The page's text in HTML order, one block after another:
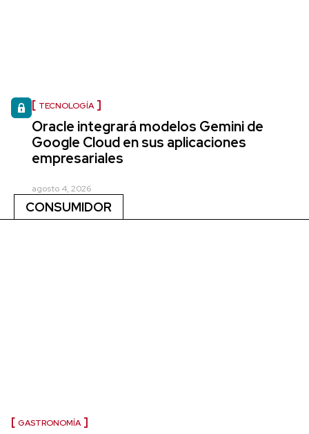
TECNOLOGÍA
Oracle integrará modelos Gemini de
Google Cloud en sus aplicaciones
empresariales
agosto 4, 2026
CONSUMIDOR
GASTRONOMÍA